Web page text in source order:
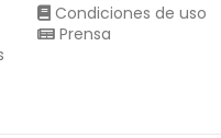
Condiciones de uso
Prensa